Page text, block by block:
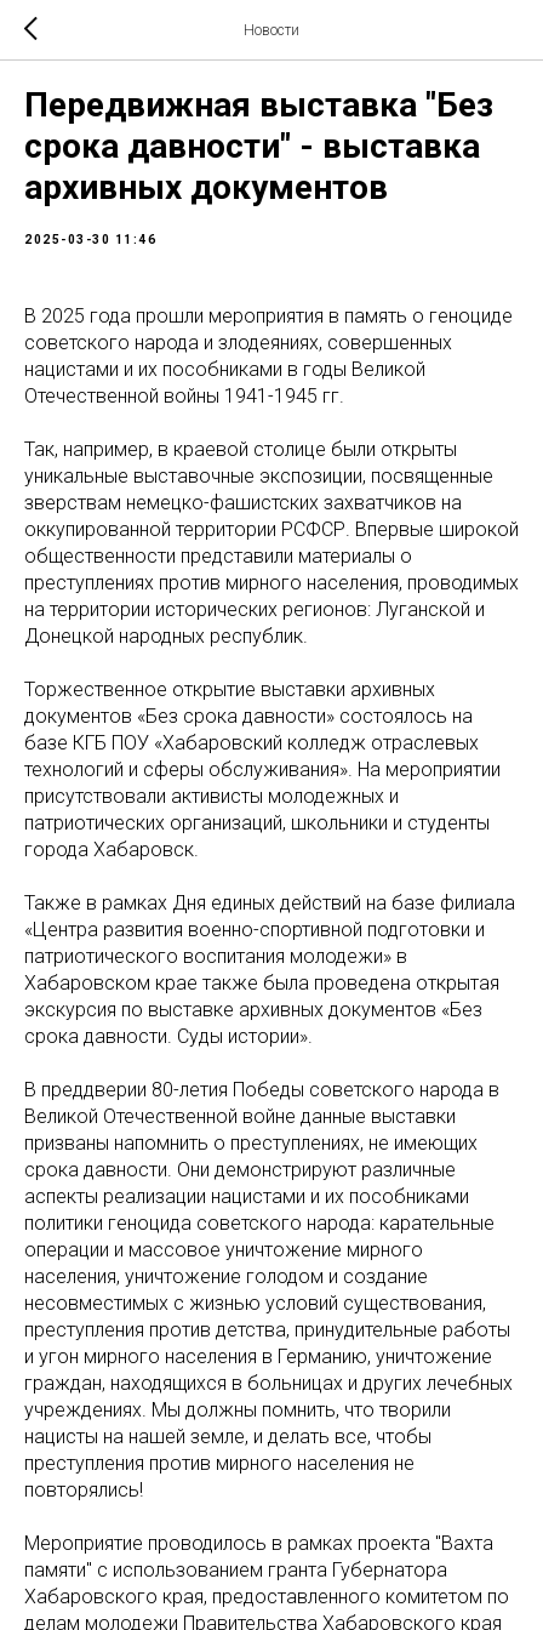
Новости
Передвижная выставка "Без
срока давности" - выставка
архивных документов
2025-03-30 11:46
В 2025 года прошли мероприятия в память о геноциде
советского народа и злодеяниях, совершенных
нацистами и их пособниками в годы Великой
Отечественной войны 1941-1945 гг.
Так, например, в краевой столице были открыты
уникальные выставочные экспозиции, посвященные
зверствам немецко-фашистских захватчиков на
оккупированной территории РСФСР. Впервые широкой
общественности представили материалы о
преступлениях против мирного населения, проводимых
на территории исторических регионов: Луганской и
Донецкой народных республик.
Торжественное открытие выставки архивных
документов «Без срока давности» состоялось на
базе КГБ ПОУ «Хабаровский колледж отраслевых
технологий и сферы обслуживания». На мероприятии
присутствовали активисты молодежных и
патриотических организаций, школьники и студенты
города Хабаровск.
Также в рамках Дня единых действий на базе филиала
«Центра развития военно-спортивной подготовки и
патриотического воспитания молодежи» в
Хабаровском крае также была проведена открытая
экскурсия по выставке архивных документов «Без
срока давности. Суды истории».
В преддверии 80-летия Победы советского народа в
Великой Отечественной войне данные выставки
призваны напомнить о преступлениях, не имеющих
срока давности. Они демонстрируют различные
аспекты реализации нацистами и их пособниками
политики геноцида советского народа: карательные
операции и массовое уничтожение мирного
населения, уничтожение голодом и создание
несовместимых с жизнью условий существования,
преступления против детства, принудительные работы
и угон мирного населения в Германию, уничтожение
граждан, находящихся в больницах и других лечебных
учреждениях. Мы должны помнить, что творили
нацисты на нашей земле, и делать все, чтобы
преступления против мирного населения не
повторялись!
Мероприятие проводилось в рамках проекта "Вахта
памяти" с использованием гранта Губернатора
Хабаровского края, предоставленного комитетом по
делам молодежи Правительства Хабаровского края